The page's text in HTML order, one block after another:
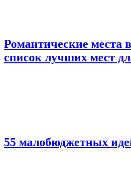
Романтические места
список лучших мест
55 малобюджетных